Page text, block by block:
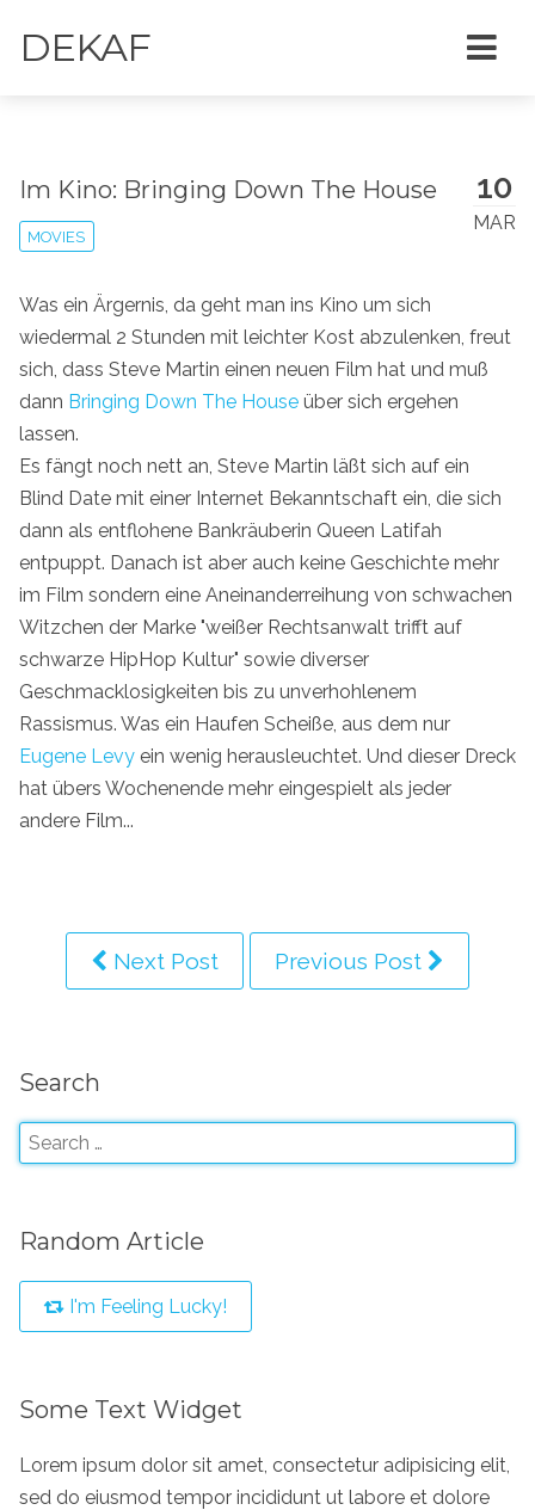
DEKAF
10
MAR
Im Kino: Bringing Down The House
MOVIES
Was ein Ärgernis, da geht man ins Kino um sich
wiedermal 2 Stunden mit leichter Kost abzulenken, freut
sich, dass Steve Martin einen neuen Film hat und muß
dann Bringing Down The House über sich ergehen
lassen.
Es fängt noch nett an, Steve Martin läßt sich auf ein
Blind Date mit einer Internet Bekanntschaft ein, die sich
dann als entflohene Bankräuberin Queen Latifah
entpuppt. Danach ist aber auch keine Geschichte mehr
im Film sondern eine Aneinanderreihung von schwachen
Witzchen der Marke "weißer Rechtsanwalt trifft auf
schwarze HipHop Kultur" sowie diverser
Geschmacklosigkeiten bis zu unverhohlenem
Rassismus. Was ein Haufen Scheiße, aus dem nur
Eugene Levy ein wenig herausleuchtet. Und dieser Dreck
hat übers Wochenende mehr eingespielt als jeder
andere Film...
Next Post Previous Post
Search
Random Article
I'm Feeling Lucky!
Some Text Widget
Lorem ipsum dolor sit amet, consectetur adipisicing elit,
sed do eiusmod tempor incididunt ut labore et dolore